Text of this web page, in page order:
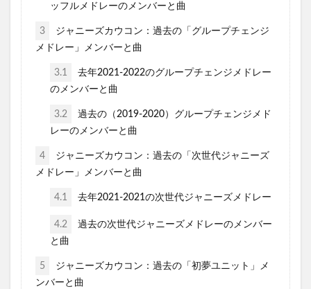
ッフルメドレーのメンバーと曲
3
ジャニーズカウコン：過去の「グループチェンジ
メドレー」メンバーと曲
3.1
去年2021-2022のグループチェンジメドレー
のメンバーと曲
3.2
過去の（2019-2020）グループチェンジメド
レーのメンバーと曲
4
ジャニーズカウコン：過去の「次世代ジャニーズ
メドレー」メンバーと曲
4.1 去年2021-2021の次世代ジャニーズメドレー
4.2
過去の次世代ジャニーズメドレーのメンバー
と曲
5
ジャニーズカウコン：過去の「初夢ユニット」メ
ンバーと曲